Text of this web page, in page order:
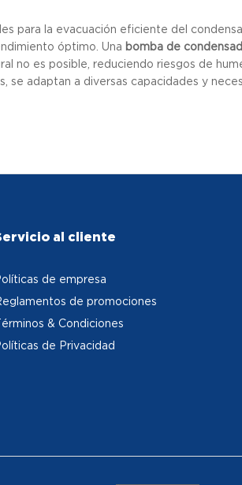
para la evacuación eficiente del
óptimo. Una bomba de
no es posible, reduciendo riesgos de
adaptan a diversas capacidades y
al cliente
de empresa
de promociones
& Condiciones
de Privacidad